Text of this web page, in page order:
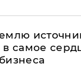
в самое